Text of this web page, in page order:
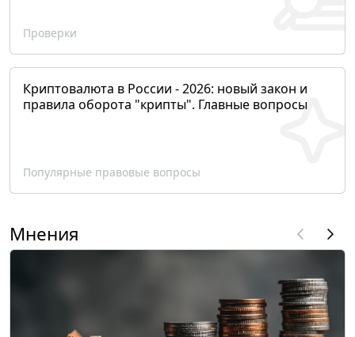
Проверки
Криптовалюта в России - 2026: новый закон и
правила оборота "крипты". Главные вопросы
Популярные правовые вопросы
Мнения